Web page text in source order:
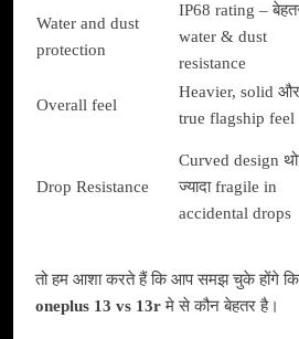
Water and dust
protection
IP68 rating –
water & dust
resistance
Overall feel
Heavier, solid और
true flagship feel
Drop Resistance
Curved design
ज्यादा fragile in
accidental drops
तो हम आशा करते हैं कि आप समझ चुके होंगे कि
oneplus 13 vs 13rमे से कौन बेहतर है।